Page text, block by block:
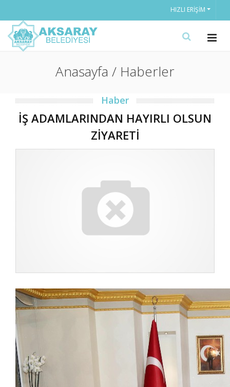
HIZLI ERIŞIM
Anasayfa / Haberler
Haber
İŞ ADAMLARINDAN HAYIRLI OLSUN
ZİYARETİ